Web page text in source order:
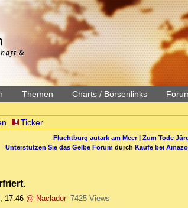
Themen Charts / Börsenlinks
Ticker
Fluchtburg autark am Meer| Zum Tode
Unterstützen Sie das Gelbe Forum durch Käufe bei
17:46 @ Naclador 7425 Views